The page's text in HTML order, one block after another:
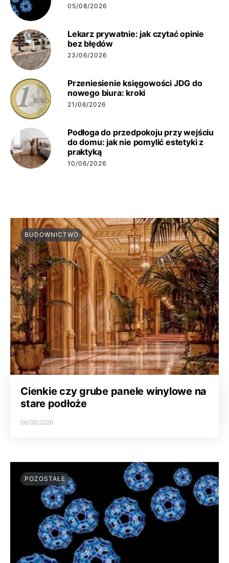
05/08/2026
Lekarz prywatnie: jak czytać opinie
bez błędów
23/06/2026
Przeniesienie księgowości JDG do
nowego biura: kroki
21/06/2026
Podłoga do przedpokoju przy wejściu
do domu: jak nie pomylić estetyki z
praktyką
10/06/2026
BUDOWNICTWO
Cienkie czy grube panele winylowe na
stare podłoże
06/08/2026
POZOSTAŁE